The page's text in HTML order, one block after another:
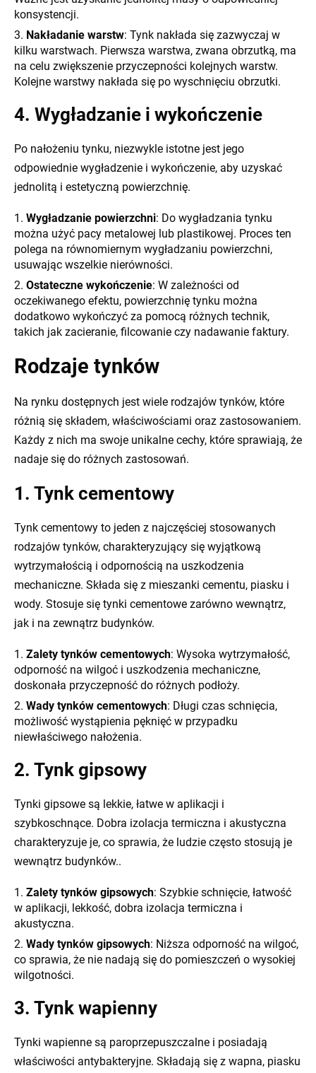
konsystencji.
Nakładanie warstw: Tynk nakłada się zazwyczaj w
kilku warstwach. Pierwsza warstwa, zwana obrzutką, ma
na celu zwiększenie przyczepności kolejnych warstw.
Kolejne warstwy nakłada się po wyschnięciu obrzutki.
4. Wygładzanie i wykończenie
Po nałożeniu tynku, niezwykle istotne jest jego
odpowiednie wygładzenie i wykończenie, aby uzyskać
jednolitą i estetyczną powierzchnię.
Wygładzanie powierzchni: Do wygładzania tynku
można użyć pacy metalowej lub plastikowej. Proces ten
polega na równomiernym wygładzaniu powierzchni,
usuwając wszelkie nierówności.
Ostateczne wykończenie: W zależności od
oczekiwanego efektu, powierzchnię tynku można
dodatkowo wykończyć za pomocą różnych technik,
takich jak zacieranie, filcowanie czy nadawanie faktury.
Rodzaje tynków
Na rynku dostępnych jest wiele rodzajów tynków, które
różnią się składem, właściwościami oraz zastosowaniem.
Każdy z nich ma swoje unikalne cechy, które sprawiają, że
nadaje się do różnych zastosowań.
1. Tynk cementowy
Tynk cementowy to jeden z najczęściej stosowanych
rodzajów tynków, charakteryzujący się wyjątkową
wytrzymałością i odpornością na uszkodzenia
mechaniczne. Składa się z mieszanki cementu, piasku i
wody. Stosuje się tynki cementowe zarówno wewnątrz,
jak i na zewnątrz budynków.
Zalety tynków cementowych: Wysoka wytrzymałość,
odporność na wilgoć i uszkodzenia mechaniczne,
doskonała przyczepność do różnych podłoży.
Wady tynków cementowych: Długi czas schnięcia,
możliwość wystąpienia pęknięć w przypadku
niewłaściwego nałożenia.
2. Tynk gipsowy
Tynki gipsowe są lekkie, łatwe w aplikacji i
szybkoschnące. Dobra izolacja termiczna i akustyczna
charakteryzuje je, co sprawia, że ludzie często stosują je
wewnątrz budynków..
Zalety tynków gipsowych: Szybkie schnięcie, łatwość
w aplikacji, lekkość, dobra izolacja termiczna i
akustyczna.
Wady tynków gipsowych: Niższa odporność na wilgoć,
co sprawia, że nie nadają się do pomieszczeń o wysokiej
wilgotności.
3. Tynk wapienny
Tynki wapienne są paroprzepuszczalne i posiadają
właściwości antybakteryjne. Składają się z wapna, piasku